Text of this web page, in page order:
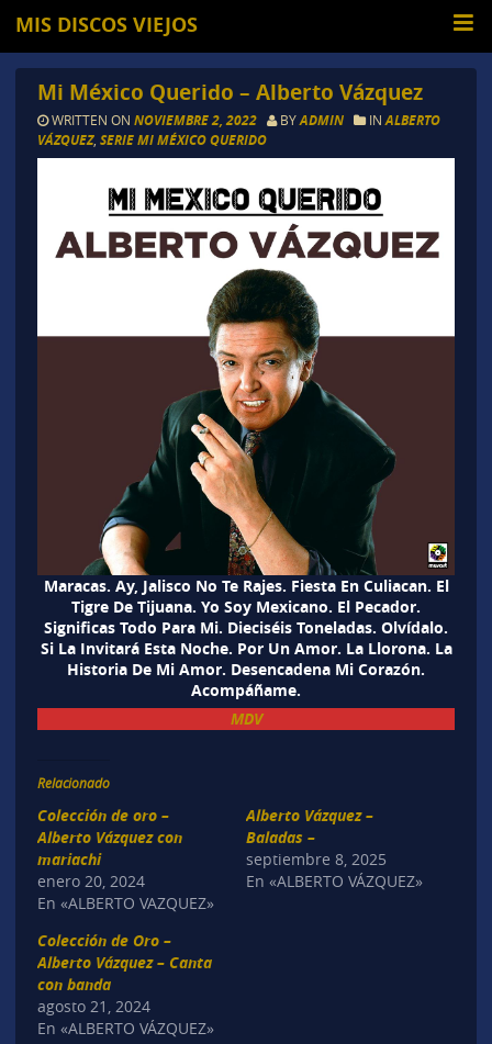
MIS DISCOS VIEJOS
Mi México Querido – Alberto Vázquez
WRITTEN ON NOVIEMBRE 2, 2022 BYADMIN IN ALBERTO
VÁZQUEZ, SERIE MI MÉXICO QUERIDO
Maracas. Ay, Jalisco No Te Rajes. Fiesta En Culiacan. El
Tigre De Tijuana. Yo Soy Mexicano. El Pecador.
Significas Todo Para Mi. Dieciséis Toneladas. Olvídalo.
Si La Invitará Esta Noche. Por Un Amor. La Llorona. La
Historia De Mi Amor. Desencadena Mi Corazón.
Acompáñame.
MDV
Relacionado
Colección de oro –
Alberto Vázquez con
mariachi
enero 20, 2024
En «ALBERTO VAZQUEZ»
Alberto Vázquez –
Baladas –
septiembre 8, 2025
En «ALBERTO VÁZQUEZ»
Colección de Oro –
Alberto Vázquez – Canta
con banda
agosto 21, 2024
En «ALBERTO VÁZQUEZ»